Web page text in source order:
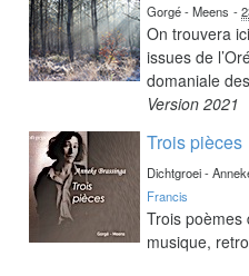
Gorgé - Meens -
On trouvera
issues de
domaniale
Version 2021
Trois pièces
Dichtgroei -
Francis
Trois poèmes
musique,